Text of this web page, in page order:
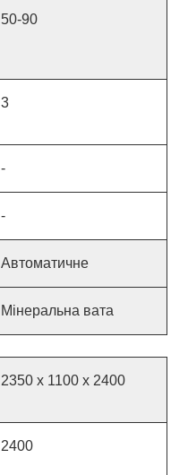
50-90
3
-
-
Автоматичне
Мінеральна вата
2350 x 1100 x 2400
2400